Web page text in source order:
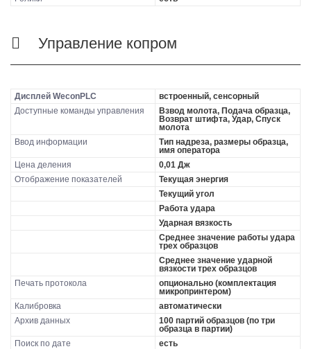
Управление копром
Дисплей WeconPLC
встроенный, сенсорный
Доступные команды управления
Взвод молота, Подача образца,
Возврат штифта, Удар, Спуск
молота
Ввод информации
Тип надреза, размеры образца,
имя оператора
Цена деления
0,01 Дж
Отображение показателей
Текущая энергия
Текущий угол
Работа удара
Ударная вязкость
Среднее значение работы удара
трех образцов
Среднее значение ударной
вязкости трех образцов
Печать протокола
опционально (комплектация
микропринтером)
Калибровка
автоматически
Архив данных
100 партий образцов (по три
образца в партии)
Поиск по дате
есть